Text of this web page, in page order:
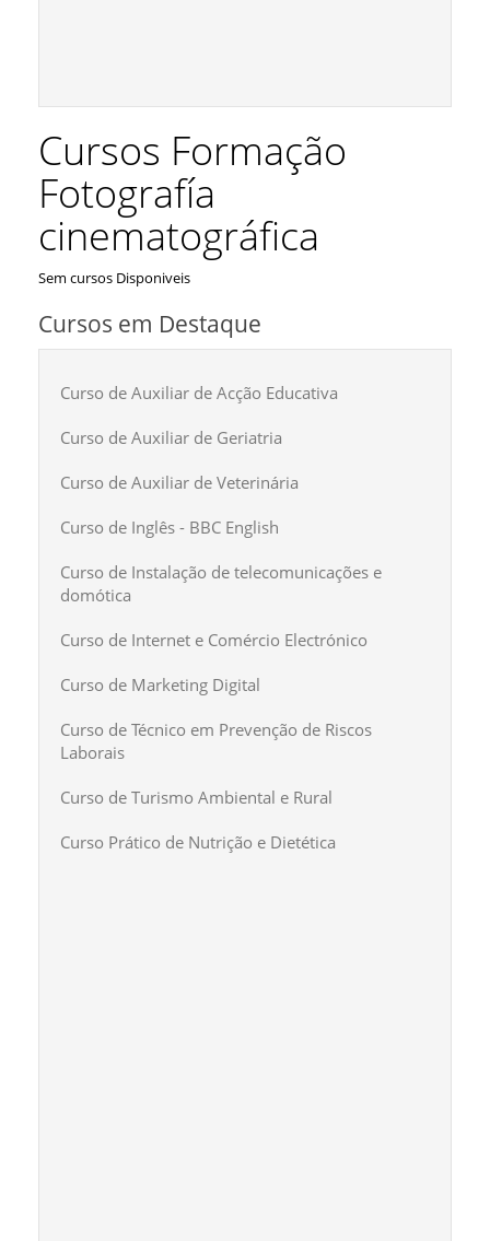
Cursos Formação
Fotografía
cinematográfica
Sem cursos Disponiveis
Cursos em Destaque
Curso de Auxiliar de Acção Educativa
Curso de Auxiliar de Geriatria
Curso de Auxiliar de Veterinária
Curso de Inglês - BBC English
Curso de Instalação de telecomunicações e
domótica
Curso de Internet e Comércio Electrónico
Curso de Marketing Digital
Curso de Técnico em Prevenção de Riscos
Laborais
Curso de Turismo Ambiental e Rural
Curso Prático de Nutrição e Dietética